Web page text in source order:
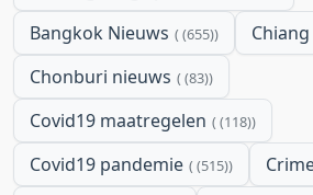
Bangkok Nieuws (655)
Chonburi nieuws (83)
Covid19 maatregelen (118)
Covid19 pandemie (515)